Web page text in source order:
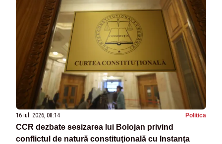
16 iul. 2026, 08:14 Politica
CCR dezbate sesizarea lui Bolojan privind
conflictul de natură constituţională cu Instanţa